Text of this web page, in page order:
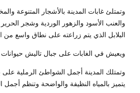
وتمتلئ غابات المدينة بالأشجار المتنوعة
والعنب الأسود والزهور الوردية وشجر
البلابل الذي يتم زراعته على نطاق واسع من
ويعيش في الغابات على جبال تاليش حيوانات
وتمتلك المدينة أجمل الشواطئ الرملية
يتميز بالمياه النظيفة والواضحة وتنظم أجمل